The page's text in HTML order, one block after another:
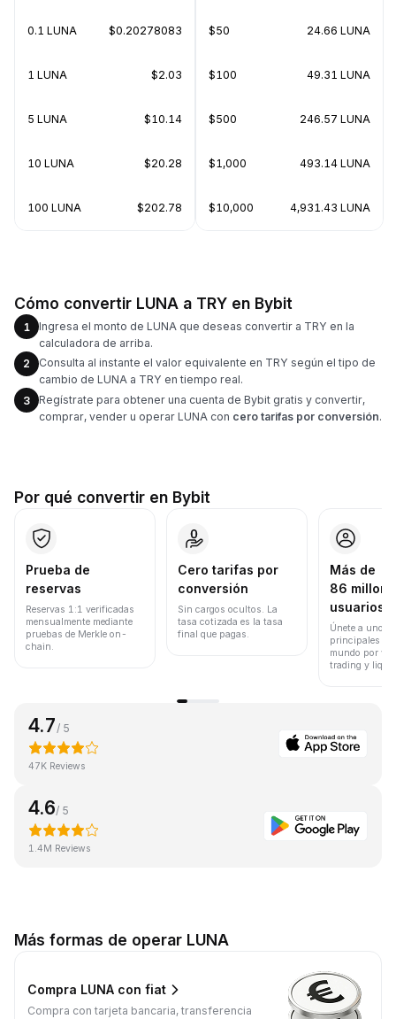
0.1 LUNA $0.20278083
1 LUNA $2.03
5 LUNA $10.14
10 LUNA $20.28
100 LUNA $202.78
$50 24.66 LUNA
$100 49.31 LUNA
$500 246.57 LUNA
$1,000 493.14 LUNA
$10,000 4,931.43 LUNA
Cómo convertir LUNA a TRY en Bybit
1
Ingresa el monto de LUNA que deseas convertir a TRY en la
calculadora de arriba.
2
Consulta al instante el valor equivalente en TRY según el tipo de
cambio de LUNA a TRY en tiempo real.
3
Regístrate para obtener una cuenta de Bybit gratis y convertir,
comprar, vender u operar LUNA con cero tarifas por conversión.
Por qué convertir en Bybit
Prueba de
reservas
Reservas 1:1 verificadas
mensualmente mediante
pruebas de Merkle on-
chain.
Cero tarifas por
conversión
Sin cargos ocultos. La
tasa cotizada es la tasa
final que pagas.
Más de
86
usuarios
Únete a uno
principales
mundo por
trading y
4.7 / 5
47K Reviews
4.6/ 5
1.4M Reviews
Más formas de operar LUNA
Compra LUNA con fiat
Compra con tarjeta bancaria, transferencia